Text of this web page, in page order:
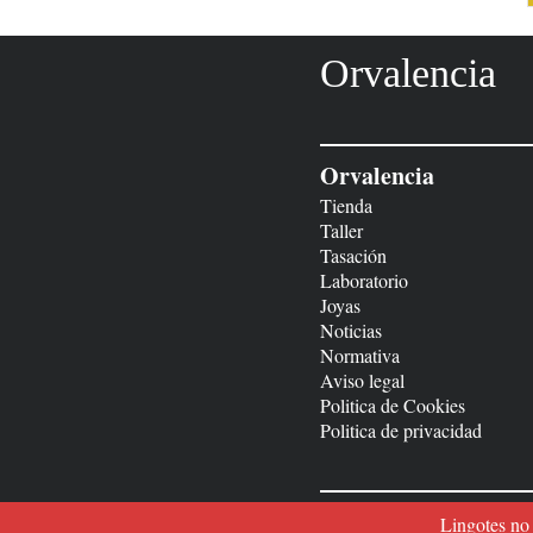
Lingotes
Orvalencia
Orvalencia
Tienda
Taller
Tasación
Laboratorio
Joyas
Noticias
Normativa
Aviso legal
Politica de Cookies
Politica de privacidad